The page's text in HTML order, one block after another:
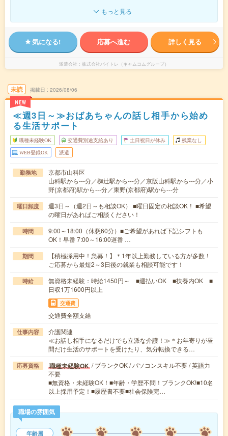
もっと見る
気になる! 応募へ進む 詳しく見る
派遣会社 株式会社バイトレ（キャムコムグループ）
未読
NEW
掲載日 2026/08/06
≪週3日～≫おばあちゃんの話し相手から始め
る生活サポート
職種未経験OK 交通費別途支給あり 土日祝日が休み 残業なし
WEB登録OK 派遣
勤務地
京都市山科区
山科駅から---分／椥辻駅から---分／京阪山科駅から---分／小
野(京都府)駅から---分／東野(京都府)駅から---分
曜日頻度
週3日～（週2日～も相談OK） ■曜日固定の相談OK！ ■希望
の曜日があればご相談ください！
時間
9:00～18:00（休憩60分）■ご希望があれば下記シフトも
OK！早番 7:00～16:00遅番 …
期間
【積極採用中！急募！】＊1年以上勤務している方が多数！
ご応募から最短2～3日後の就業も相談可能です！
時給
無資格未経験：時給1450円～ ■週払いOK ■扶養内OK ■
日収1万1600円以上
交通費
交通費全額支給
仕事内容
介護関連
≪お話し相手になるだけでも立派な介護！≫＊お年寄りが昼
間だけ生活のサポートを受けたり、気分転換できる…
応募資格 職種未経験OK / ブランクOK / パソコンスキル不要 / 英語力
不要
■無資格・未経験OK！■年齢・学歴不問！ブランクOK!■10名
以上採用予定！■履歴書不要■社会保険完…
職場の雰囲気
年齢層